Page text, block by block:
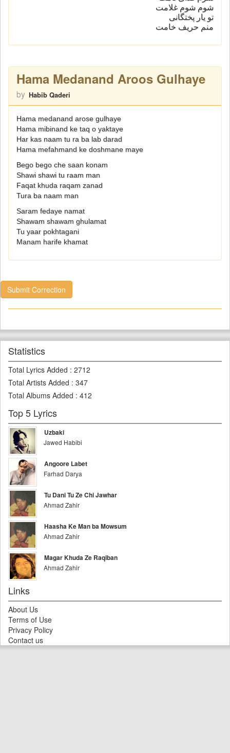
شوم شوم غلامت
تو یار پختگانی
منم حریف خامت
Hama Medanand Aroos Gulhaye
by Habib Qaderi
Hama medanand arose gulhaye
Hama mibinand ke taq o yaktaye
Har kas naam tu ra ba lab darad
Hama mefahmand ke doshmane maye
Bego bego che saan konam
Shawi shawi tu raam man
Faqat khuda raqam zanad
Tura ba naam man
Saram fedaye namat
Shawam shawam ghulamat
Tu yaar pokhtagani
Manam harife khamat
Submit Correction
Statistics
Total Lyrics Added : 2712
Total Artists Added : 347
Total Albums Added : 412
Top 5 Lyrics
Uzbaki
Jawed Habibi
Angoore Labet
Farhad Darya
Tu Dani Tu Ze Chi Jawhar
Ahmad Zahir
Haasha Ke Man ba Mowsum
Ahmad Zahir
Magar Khuda Ze Raqiban
Ahmad Zahir
Links
About Us
Terms of Use
Privacy Policy
Contact us